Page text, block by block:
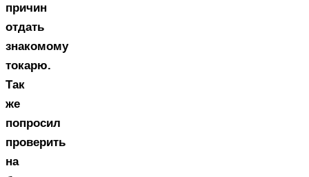
причин
отдать
знакомому
токарю.
Так
же
попросил
проверить
на